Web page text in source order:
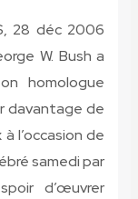
28 déc 2006
W. Bush a
homologue
davantage de
l’occasion de
samedi par
d’œuvrer